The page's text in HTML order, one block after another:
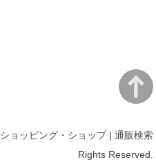
ショッピング・ショップ | 通販検索
Rights Reserved.